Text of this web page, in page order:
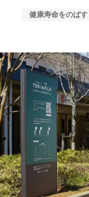
健康寿命をのばす